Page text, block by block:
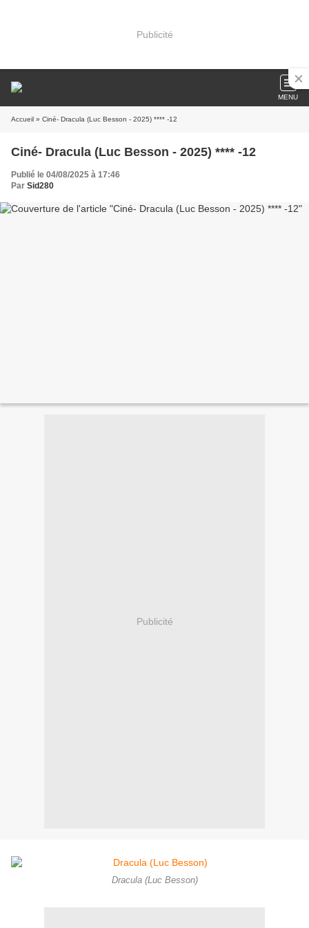
Publicité
MENU
Accueil » Ciné- Dracula (Luc Besson - 2025) **** -12
Ciné- Dracula (Luc Besson - 2025) **** -12
Publié le 04/08/2025 à 17:46
Par Sid280
Publicité
Dracula (Luc Besson)